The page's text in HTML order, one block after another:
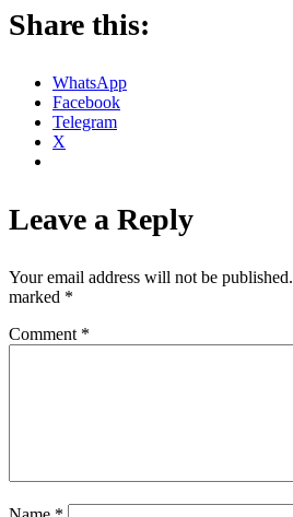
Share this:
WhatsApp
Facebook
Telegram
X
Leave a Reply
Your email address will not be published.
marked *
Comment *